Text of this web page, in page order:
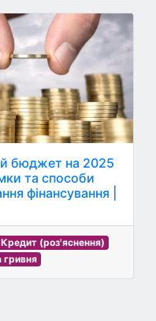
бюджет на 2025
та способи
фінансування |
Кредит (роз'яснення)
гривня